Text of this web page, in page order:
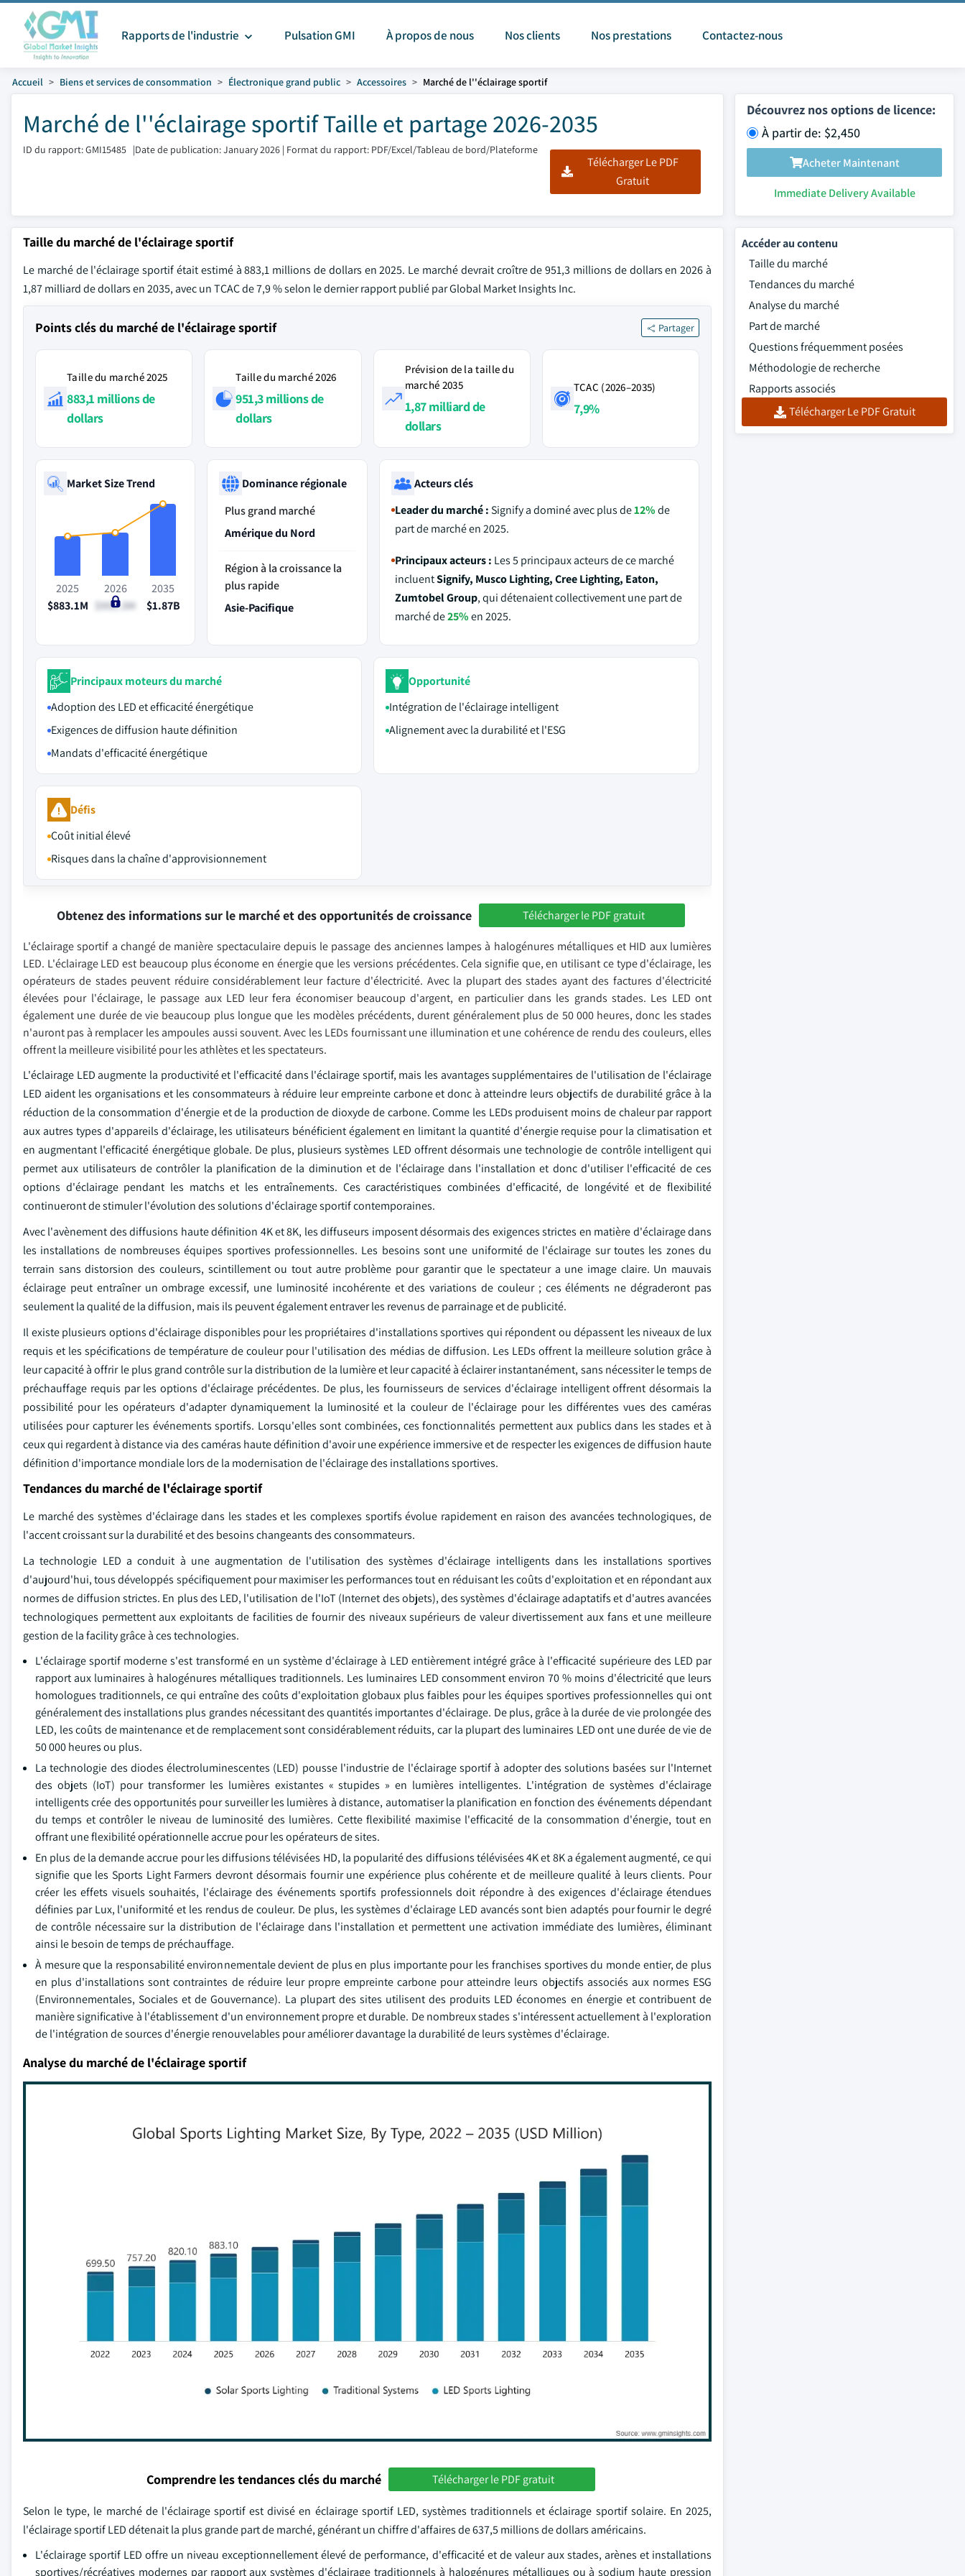
Rapports de l'industrie Pulsation GMI À propos de nous Nos clients Nos prestations Contactez-nous
Accueil Biens et services de consommation Électronique grand public Accessoires Marché de l''éclairage sportif
Marché de l''éclairage sportif Taille et partage 2026-2035
ID du rapport: GMI15485 |Date de publication: January 2026 | Format du rapport: PDF/Excel/Tableau de bord/Plateforme
Télécharger Le PDF
Gratuit
Découvrez nos options de licence:
À partir de: $2,450
Acheter Maintenant
Immediate Delivery Available
Taille du marché de l'éclairage sportif
Le marché de l'éclairage sportif était estimé à 883,1 millions de dollars en 2025. Le marché devrait croître de 951,3 millions de dollars en 2026 à
1,87 milliard de dollars en 2035, avec un TCAC de 7,9 % selon le dernier rapport publié par Global Market Insights Inc.
Points clés du marché de l'éclairage sportif Partager
Taille du marché 2025
883,1 millions de
dollars
Taille du marché 2026
951,3 millions de
dollars
Prévision de la taille du
marché 2035
1,87 milliard de
dollars
TCAC (2026–2035)
7,9%
Market Size Trend
2025
$883.1M
2026
$951.3M
2035
$1.87B
Dominance régionale
Plus grand marché
Amérique du Nord
Région à la croissance la
plus rapide
Asie-Pacifique
Acteurs clés
Leader du marché :Signify a dominé avec plus de12%de
part de marché en 2025.
Principaux acteurs : Les 5 principaux acteurs de ce marché
incluentSignify, Musco Lighting, Cree Lighting, Eaton,
Zumtobel Group, qui détenaient collectivement une part de
marché de25%en 2025.
Principaux moteurs du marché
Adoption des LED et efficacité énergétique
Exigences de diffusion haute définition
Mandats d'efficacité énergétique
Opportunité
Intégration de l'éclairage intelligent
Alignement avec la durabilité et l'ESG
Défis
Coût initial élevé
Risques dans la chaîne d'approvisionnement
Obtenez des informations sur le marché et des opportunités de croissance Télécharger le PDF gratuit
L'éclairage sportif a changé de manière spectaculaire depuis le passage des anciennes lampes à halogénures métalliques et HID aux lumières
LED. L'éclairage LED est beaucoup plus économe en énergie que les versions précédentes. Cela signifie que, en utilisant ce type d'éclairage, les
opérateurs de stades peuvent réduire considérablement leur facture d'électricité. Avec la plupart des stades ayant des factures d'électricité
élevées pour l'éclairage, le passage aux LED leur fera économiser beaucoup d'argent, en particulier dans les grands stades. Les LED ont
également une durée de vie beaucoup plus longue que les modèles précédents, durent généralement plus de 50 000 heures, donc les stades
n'auront pas à remplacer les ampoules aussi souvent. Avec les LEDs fournissant une illumination et une cohérence de rendu des couleurs, elles
offrent la meilleure visibilité pour les athlètes et les spectateurs.
L'éclairage LED augmente la productivité et l'efficacité dans l'éclairage sportif, mais les avantages supplémentaires de l'utilisation de l'éclairage
LED aident les organisations et les consommateurs à réduire leur empreinte carbone et donc à atteindre leurs objectifs de durabilité grâce à la
réduction de la consommation d'énergie et de la production de dioxyde de carbone. Comme les LEDs produisent moins de chaleur par rapport
aux autres types d'appareils d'éclairage, les utilisateurs bénéficient également en limitant la quantité d'énergie requise pour la climatisation et
en augmentant l'efficacité énergétique globale. De plus, plusieurs systèmes LED offrent désormais une technologie de contrôle intelligent qui
permet aux utilisateurs de contrôler la planification de la diminution et de l'éclairage dans l'installation et donc d'utiliser l'efficacité de ces
options d'éclairage pendant les matchs et les entraînements. Ces caractéristiques combinées d'efficacité, de longévité et de flexibilité
continueront de stimuler l'évolution des solutions d'éclairage sportif contemporaines.
Avec l'avènement des diffusions haute définition 4K et 8K, les diffuseurs imposent désormais des exigences strictes en matière d'éclairage dans
les installations de nombreuses équipes sportives professionnelles. Les besoins sont une uniformité de l'éclairage sur toutes les zones du
terrain sans distorsion des couleurs, scintillement ou tout autre problème pour garantir que le spectateur a une image claire. Un mauvais
éclairage peut entraîner un ombrage excessif, une luminosité incohérente et des variations de couleur ; ces éléments ne dégraderont pas
seulement la qualité de la diffusion, mais ils peuvent également entraver les revenus de parrainage et de publicité.
Il existe plusieurs options d'éclairage disponibles pour les propriétaires d'installations sportives qui répondent ou dépassent les niveaux de lux
requis et les spécifications de température de couleur pour l'utilisation des médias de diffusion. Les LEDs offrent la meilleure solution grâce à
leur capacité à offrir le plus grand contrôle sur la distribution de la lumière et leur capacité à éclairer instantanément, sans nécessiter le temps de
préchauffage requis par les options d'éclairage précédentes. De plus, les fournisseurs de services d'éclairage intelligent offrent désormais la
possibilité pour les opérateurs d'adapter dynamiquement la luminosité et la couleur de l'éclairage pour les différentes vues des caméras
utilisées pour capturer les événements sportifs. Lorsqu'elles sont combinées, ces fonctionnalités permettent aux publics dans les stades et à
ceux qui regardent à distance via des caméras haute définition d'avoir une expérience immersive et de respecter les exigences de diffusion haute
définition d'importance mondiale lors de la modernisation de l'éclairage des installations sportives.
Tendances du marché de l'éclairage sportif
Le marché des systèmes d'éclairage dans les stades et les complexes sportifs évolue rapidement en raison des avancées technologiques, de
l'accent croissant sur la durabilité et des besoins changeants des consommateurs.
La technologie LED a conduit à une augmentation de l'utilisation des systèmes d'éclairage intelligents dans les installations sportives
d'aujourd'hui, tous développés spécifiquement pour maximiser les performances tout en réduisant les coûts d'exploitation et en répondant aux
normes de diffusion strictes. En plus des LED, l'utilisation de l'IoT (Internet des objets), des systèmes d'éclairage adaptatifs et d'autres avancées
technologiques permettent aux exploitants de facilities de fournir des niveaux supérieurs de valeur divertissement aux fans et une meilleure
gestion de la facility grâce à ces technologies.
L'éclairage sportif moderne s'est transformé en un système d'éclairage à LED entièrement intégré grâce à l'efficacité supérieure des LED par
rapport aux luminaires à halogénures métalliques traditionnels. Les luminaires LED consomment environ 70 % moins d'électricité que leurs
homologues traditionnels, ce qui entraîne des coûts d'exploitation globaux plus faibles pour les équipes sportives professionnelles qui ont
généralement des installations plus grandes nécessitant des quantités importantes d'éclairage. De plus, grâce à la durée de vie prolongée des
LED, les coûts de maintenance et de remplacement sont considérablement réduits, car la plupart des luminaires LED ont une durée de vie de
50 000 heures ou plus.
La technologie des diodes électroluminescentes (LED) pousse l'industrie de l'éclairage sportif à adopter des solutions basées sur l'Internet
des objets (IoT) pour transformer les lumières existantes « stupides » en lumières intelligentes. L'intégration de systèmes d'éclairage
intelligents crée des opportunités pour surveiller les lumières à distance, automatiser la planification en fonction des événements dépendant
du temps et contrôler le niveau de luminosité des lumières. Cette flexibilité maximise l'efficacité de la consommation d'énergie, tout en
offrant une flexibilité opérationnelle accrue pour les opérateurs de sites.
En plus de la demande accrue pour les diffusions télévisées HD, la popularité des diffusions télévisées 4K et 8K a également augmenté, ce qui
signifie que les Sports Light Farmers devront désormais fournir une expérience plus cohérente et de meilleure qualité à leurs clients. Pour
créer les effets visuels souhaités, l'éclairage des événements sportifs professionnels doit répondre à des exigences d'éclairage étendues
définies par Lux, l'uniformité et les rendus de couleur. De plus, les systèmes d'éclairage LED avancés sont bien adaptés pour fournir le degré
de contrôle nécessaire sur la distribution de l'éclairage dans l'installation et permettent une activation immédiate des lumières, éliminant
ainsi le besoin de temps de préchauffage.
À mesure que la responsabilité environnementale devient de plus en plus importante pour les franchises sportives du monde entier, de plus
en plus d'installations sont contraintes de réduire leur propre empreinte carbone pour atteindre leurs objectifs associés aux normes ESG
(Environnementales, Sociales et de Gouvernance). La plupart des sites utilisent des produits LED économes en énergie et contribuent de
manière significative à l'établissement d'un environnement propre et durable. De nombreux stades s'intéressent actuellement à l'exploration
de l'intégration de sources d'énergie renouvelables pour améliorer davantage la durabilité de leurs systèmes d'éclairage.
Analyse du marché de l'éclairage sportif
Comprendre les tendances clés du marché Télécharger le PDF gratuit
Selon le type, le marché de l'éclairage sportif est divisé en éclairage sportif LED, systèmes traditionnels et éclairage sportif solaire. En 2025,
l'éclairage sportif LED détenait la plus grande part de marché, générant un chiffre d'affaires de 637,5 millions de dollars américains.
L'éclairage sportif LED offre un niveau exceptionnellement élevé de performance, d'efficacité et de valeur aux stades, arènes et installations
sportives/récréatives modernes par rapport aux systèmes d'éclairage traditionnels à halogénures métalliques ou à sodium haute pression
Accéder au contenu
Taille du marché
Tendances du marché
Analyse du marché
Part de marché
Questions fréquemment posées
Méthodologie de recherche
Rapports associés
Télécharger Le PDF Gratuit